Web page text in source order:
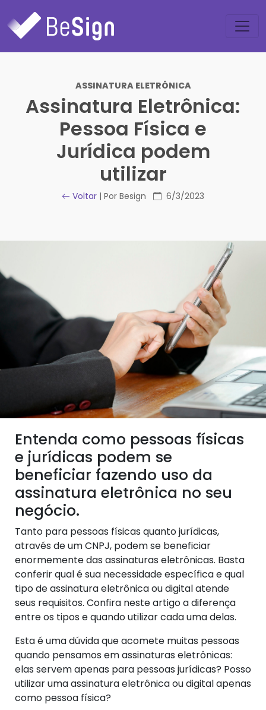
ASSINATURA ELETRÔNICA
Assinatura Eletrônica:
Pessoa Física e
Jurídica podem
utilizar
Voltar | Por Besign 6/3/2023
Entenda como pessoas físicas
e jurídicas podem se
beneficiar fazendo uso da
assinatura eletrônica no seu
negócio.
Tanto para pessoas físicas quanto jurídicas,
através de um CNPJ, podem se beneficiar
enormemente das assinaturas eletrônicas. Basta
conferir qual é sua necessidade específica e qual
tipo de assinatura eletrônica ou digital atende
seus requisitos. Confira neste artigo a diferença
entre os tipos e quando utilizar cada uma delas.
Esta é uma dúvida que acomete muitas pessoas
quando pensamos em assinaturas eletrônicas:
elas servem apenas para pessoas jurídicas? Posso
utilizar uma assinatura eletrônica ou digital apenas
como pessoa física?